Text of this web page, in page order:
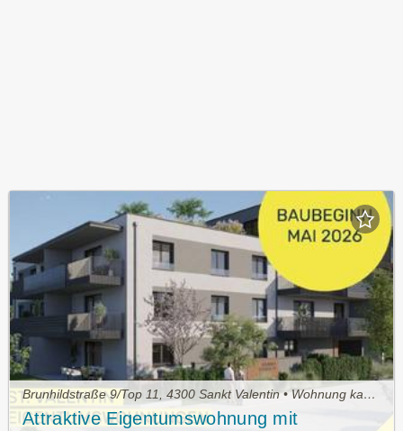
Brunhildstraße 9/Top 11, 4300 Sankt Valentin • Wohnung kaufen
Attraktive Eigentumswohnung mit